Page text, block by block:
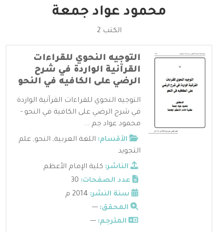
محمود عواد جمعة
الكتب 2
التوجيه النحوي للقراءات
القرآنية الواردة في شرح
الرضي على الكافيه في النحو
التوجيه النحوي للقراءات القرآنية الواردة
في شرح الرضي على الكافية في النحو -
محمود عواد جم ...
الأقسام: اللغة العربية, النحو, علم
التجويد
الناشر: كلية الإمام الأعظم
عدد الصفحات:
سنة النشر:
المحقق: ---
المترجم: ---